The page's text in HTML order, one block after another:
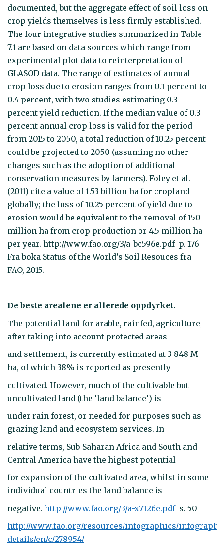
documented, but the aggregate effect of soil loss on
crop yields themselves is less firmly established.
The four integrative studies summarized in Table
7.1 are based on data sources which range from
experimental plot data to reinterpretation of
GLASOD data. The range of estimates of annual
crop loss due to erosion ranges from 0.1 percent to
0.4 percent, with two studies estimating 0.3
percent yield reduction. If the median value of 0.3
percent annual crop loss is valid for the period
from 2015 to 2050, a total reduction of 10.25 percent
could be projected to 2050 (assuming no other
changes such as the adoption of additional
conservation measures by farmers). Foley et al.
(2011) cite a value of 1.53 billion ha for cropland
globally; the loss of 10.25 percent of yield due to
erosion would be equivalent to the removal of 150
million ha from crop production or 4.5 million ha
per year. http://www.fao.org/3/a-bc596e.pdf p. 176
Fra boka Status of the World’s Soil Resouces fra
FAO, 2015.
De beste arealene er allerede oppdyrket.
The potential land for arable, rainfed, agriculture,
after taking into account protected areas
and settlement, is currently estimated at 3 848 M
ha, of which 38% is reported as presently
cultivated. However, much of the cultivable but
uncultivated land (the ‘land balance’) is
under rain forest, or needed for purposes such as
grazing land and ecosystem services. In
relative terms, Sub-Saharan Africa and South and
Central America have the highest potential
for expansion of the cultivated area, whilst in some
individual countries the land balance is
negative. http://www.fao.org/3/a-x7126e.pdfs. 50
http://www.fao.org/resources/infographics/
details/en/c/278954/